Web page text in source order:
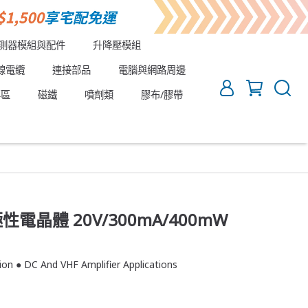
器模組與配件
升降壓模組
電纜
連接部品
電腦與網路周邊
磁鐵 噴劑類 膠布/膠帶
電晶體 20V/300mA/400mW
● DC And VHF Amplifier Applications